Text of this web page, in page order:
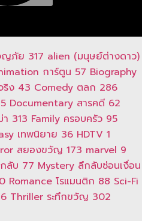
ญภัย 317 alien (มนุษย์ต่างดาว)
การ์ตูน 57 Biography
ริง 43 Comedy ตลก 286
5 Documentary สารคดี 62
313 Family ครอบครัว 95
เทพนิยาย 36 HDTV 1
สยองขวัญ 173 marvel 9
ลับ 77 Mystery ลึกลับซ่อนเงื่อน
Romance โรแมนติก 88 Sci-Fi
Thriller ระทึกขวัญ 302